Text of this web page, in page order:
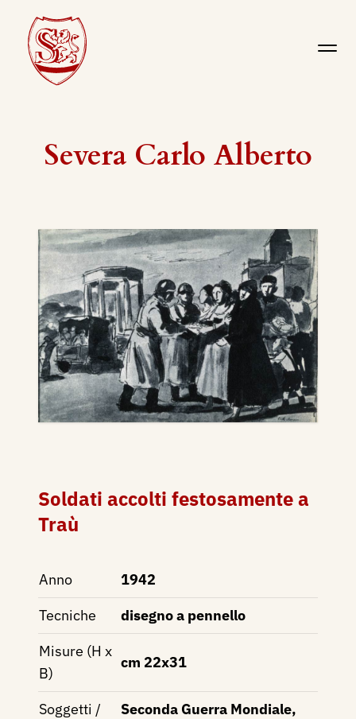
Severa Carlo Alberto
Soldati accolti festosamente a
Traù
Anno
1942
Tecniche
disegno a pennello
Misure (H x
B)
cm 22x31
Soggetti /
Seconda Guerra Mondiale,